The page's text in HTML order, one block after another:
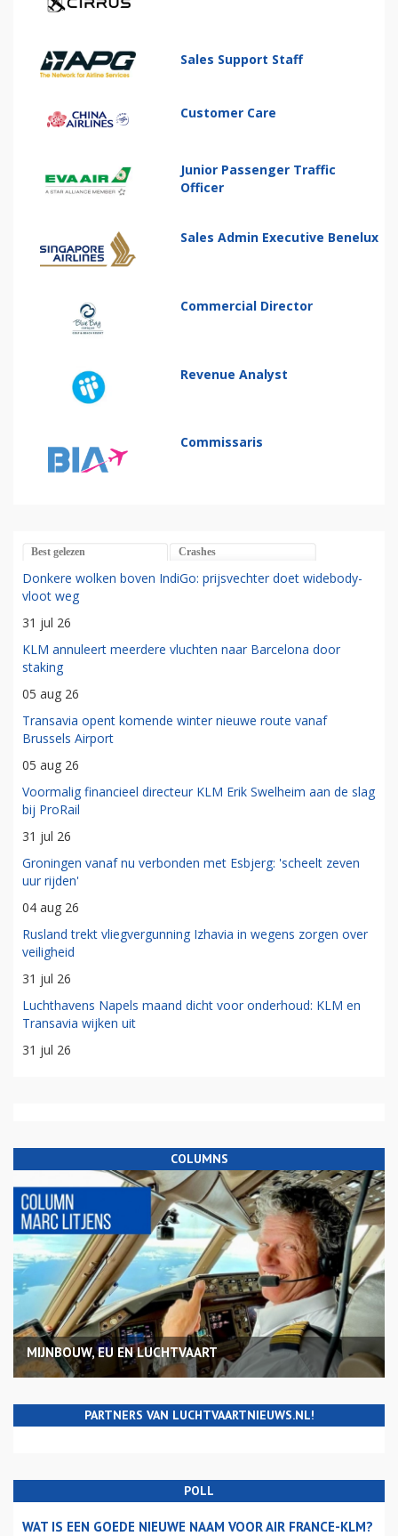
Sales Support Staff
Customer Care
Junior Passenger Traffic
Officer
Sales Admin Executive Benelux
Commercial Director
Revenue Analyst
Commissaris
Best gelezen Crashes
Donkere wolken boven IndiGo: prijsvechter doet widebody-
vloot weg
31 jul 26
KLM annuleert meerdere vluchten naar Barcelona door
staking
05 aug 26
Transavia opent komende winter nieuwe route vanaf
Brussels Airport
05 aug 26
Voormalig financieel directeur KLM Erik Swelheim aan de slag
bij ProRail
31 jul 26
Groningen vanaf nu verbonden met Esbjerg: 'scheelt zeven
uur rijden'
04 aug 26
Rusland trekt vliegvergunning Izhavia in wegens zorgen over
veiligheid
31 jul 26
Luchthavens Napels maand dicht voor onderhoud: KLM en
Transavia wijken uit
31 jul 26
COLUMNS
MIJNBOUW, EU EN LUCHTVAART
PARTNERS VAN LUCHTVAARTNIEUWS.NL!
POLL
WAT IS EEN GOEDE NIEUWE NAAM VOOR AIR FRANCE-KLM?